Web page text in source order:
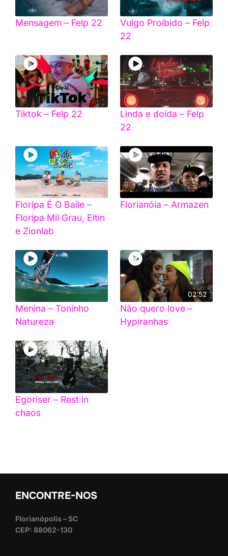
Mensagem – Felp 22
Vulgo Proibido – Felp
22
Tiktok – Felp 22
Linda e doida – Felp
22
Floripa É O Baile –
Floripa Mil Grau, Eltin
e Zionlab
Florianóia – Armazen
Menina – Toninho
Natureza
02:52
Não quero love –
Hypiranhas
Egoriser – Rest in
chaos
ENCONTRE-NOS
Florianópolis – SC
CEP: 88062-130